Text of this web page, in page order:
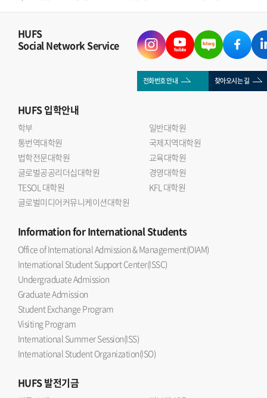
HUFS
Social Network Service
전화번호 안내 찾아오시는 길
HUFS입학안내
학부
일반대학원
통번역대학원
국제지역대학원
법학전문대학원
교육대학원
글로벌공공리더십대학원
경영대학원
TESOL 대학원
KFL 대학원
글로벌미디어커뮤니케이션대학원
Informationfor International Students
Office of International Admission & Management(OIAM)
International Student Support Center(ISSC)
Undergraduate Admission
Graduate Admission
Student Exchange Program
Visiting Program
International Summer Session(ISS)
International Student Organization(ISO)
HUFS발전기금